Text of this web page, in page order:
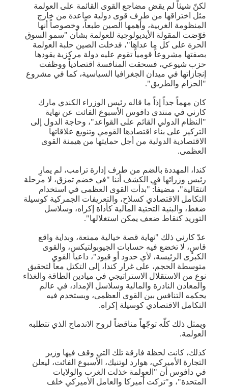
لكنّ شيئاً لم يقض مضاجع القوى القائمة على العولمة
مثل اختراقها من طرف قوى دولية صاعدة من خارج
المنظومة الغربية، وأهمها الصين طبعاً، وخصوصاً أنها
قوّضت المقولة الأيديولوجية للعولمة بشأن "سمو السوق
الحرة على كل ما عداها"، فدخلت الصين حلبة العولمة
بصفتها مشروعاً قومياً تقوم عليه دولة مركزية يقودها
حزب شيوعي، فسحقت المنافسة اقتصادياً ووظفت
إنجازاتها في ميدان الجغرافيا السياسية، كما في مشروع
"الحزام والطريق".
كان مهماً جداً إذاً ما قاله رئيس الوزراء الكندي مارك
كارني في منتدى دافوس الأسبوع الفائت عن نهاية
"النظام الدولي القائم على القواعد"، وحاجة الدول إلى
التركيز على بناء اقتصادها القومي وتنويع علاقاتها
الاقتصادية الدولية من أجل حمايتها من هيمنة القوى
العظمى.
كندا، المهددة بالضم من طرف إدارة ترامب، لم يمارِ
رئيس وزرائها في الكشف أننا "في خضم تمزق، لا مرحلة
انتقالية"، مضيفاً: "بدأت القوى العظمى في استخدام
التكامل الاقتصادي كسلاح، والتعريفات الجمركية كوسيلة
ضغط، والبنية التحتية المالية كأداة إكراه، وسلاسل
التوريد كنقاط ضعف يمكن استغلالها".
عدّ كارني ذلك "نهاية قصة خيالية ممتعة، وبداية واقع
قاسٍ، لا تخضع فيه حسابات الجيوبولتيكس، والقوى
الكبرى الرئيسة، لأي حدود أو قيود"، داعياً القوى
متوسطة الحجم، على غرار كندا، إلى التكتل معاً لتحقيق
نوع من الاستقلال الاستراتيجي في ميادين الطاقة والغذاء
والمعادن النادرة والمالية وسلاسل الإمداد، في عالم
يحكمه التنافس بين القوى العظمى، ويستخدم فيه
التكامل الاقتصادي كوسيلة إكراه.
ويمثل ذلك كلّه توجّهاً مناقضاً لروح الاندماج الذي تتطلبه
العولمة.
كذلك، كانت لحظة فارقة تلك التي وقف فيها وزير
التجارة الأميركي، هوارد لوتنيك، الأسبوع الفائت، ليعلن
في دافوس أن "العولمة خذلت الغرب والولايات
المتحدة"، و"تركت أميركا والعامل الأميركي خلف